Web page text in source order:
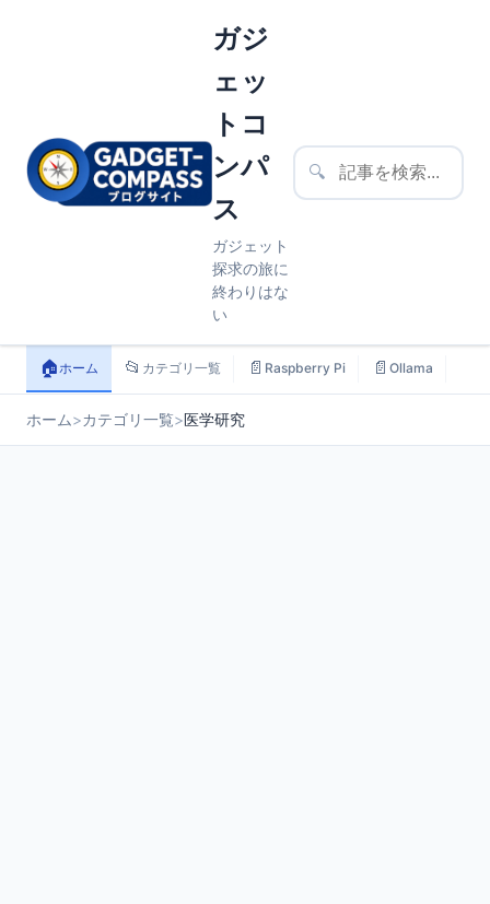
ガジ
ェッ
トコ
ンパ
ス
ガジェット
探求の旅に
終わりはな
い
🔍
🏠ホーム 📂 カテゴリ一覧 📄 Raspberry Pi 📄 Ollama
ホーム>カテゴリ一覧>医学研究